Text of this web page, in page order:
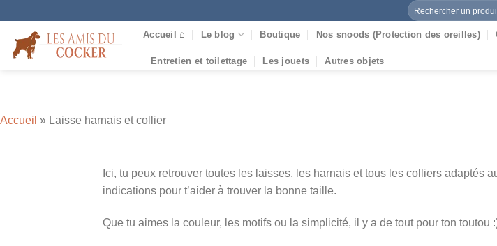
contenu
Recherche
pour :
Accueil ⌂ Le blog Boutique Nos snoods (Protection des oreilles)
Entretien et toilettage Les jouets Autres objets
Accueil » Laisse harnais et collier
Ici, tu peux retrouver toutes les laisses, les harnais et tous les colliers adaptés
indications pour t’aider à trouver la bonne taille.
Que tu aimes la couleur, les motifs ou la simplicité, il y a de tout pour ton toutou